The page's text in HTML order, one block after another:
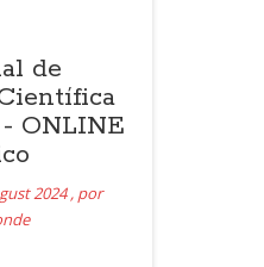
de
ONLINE
2024 , por